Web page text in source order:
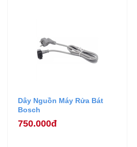
Dây Nguồn Máy Rửa Bát
Bosch
750.000đ